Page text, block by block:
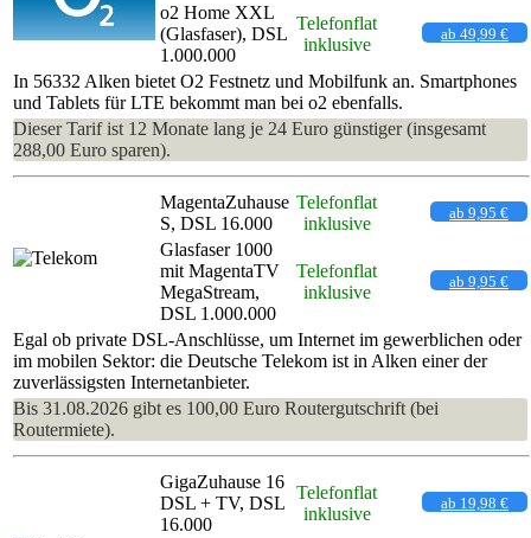
o2 Home XXL
(Glasfaser), DSL
1.000.000
Telefonflat
inklusive
ab 49,99 €
In 56332 Alken bietet O2 Festnetz und Mobilfunk an. Smartphones
und Tablets für LTE bekommt man bei o2 ebenfalls.
Dieser Tarif ist 12 Monate lang je 24 Euro günstiger (insgesamt
288,00 Euro sparen).
MagentaZuhause
S, DSL 16.000
Telefonflat
inklusive
ab 9,95 €
Glasfaser 1000
mit MagentaTV
MegaStream,
DSL 1.000.000
Telefonflat
inklusive
ab 9,95 €
Egal ob private DSL-Anschlüsse, um Internet im gewerblichen oder
im mobilen Sektor: die Deutsche Telekom ist in Alken einer der
zuverlässigsten Internetanbieter.
Bis 31.08.2026 gibt es 100,00 Euro Routergutschrift (bei
Routermiete).
GigaZuhause 16
DSL + TV, DSL
16.000
Telefonflat
inklusive
ab 19,98 €